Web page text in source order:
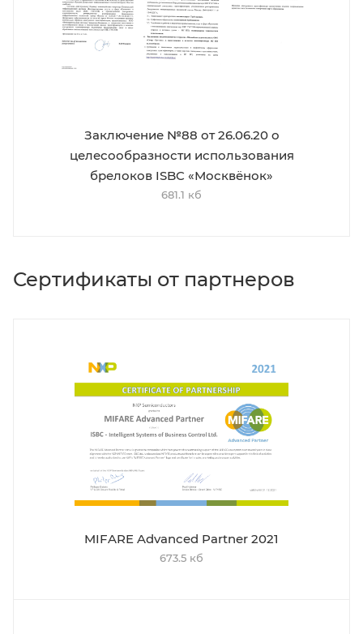
Заключение №88 от 26.06.20 о
целесообразности использования
брелоков ISBC «Москвёнок»
681.1 кб
Сертификаты от партнеров
MIFARE Advanced Partner 2021
673.5 кб